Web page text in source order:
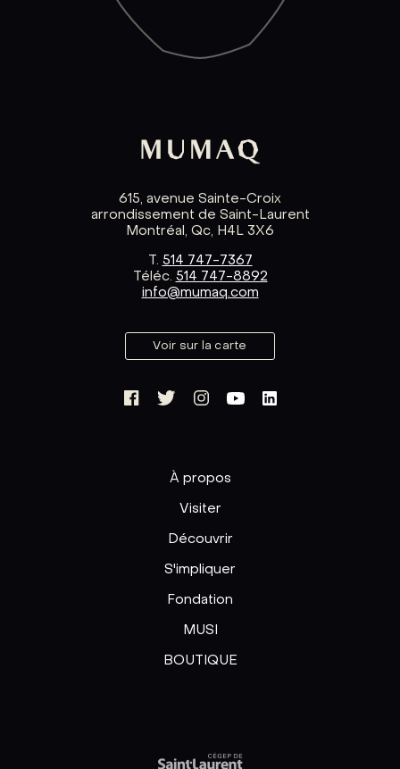
615, avenue Sainte-Croix
arrondissement de Saint-Laurent
Montréal, Qc, H4L 3X6
T. 514 747-7367
Téléc. 514 747-8892
info@mumaq.com
Voir sur la carte
À propos
Visiter
Découvrir
S'impliquer
Fondation
MUSI
BOUTIQUE